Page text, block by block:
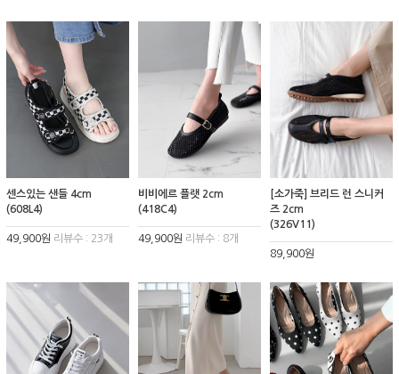
센스있는 샌들 4cm
(608L4)
49,900원 리뷰수 : 23개
비비에르 플랫 2cm
(418C4)
49,900원 리뷰수 : 8개
[소가죽] 브리드 런 스니커
즈 2cm
(326V11)
89,900원